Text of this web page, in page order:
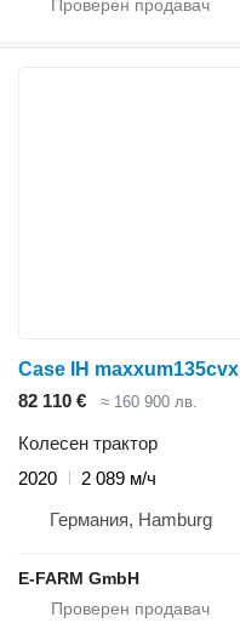
Case IH maxxum135cvx
82 110 €
≈ 160 900 лв.
Колесен трактор
2020
2 089 м/ч
Германия, Hamburg
E-FARM GmbH